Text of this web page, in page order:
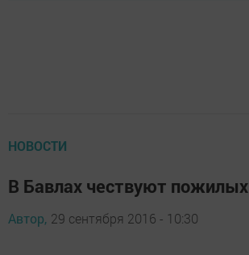
НОВОСТИ
В Бавлах чествуют пожилых
Автор, 29 сентября 2016 - 10:30